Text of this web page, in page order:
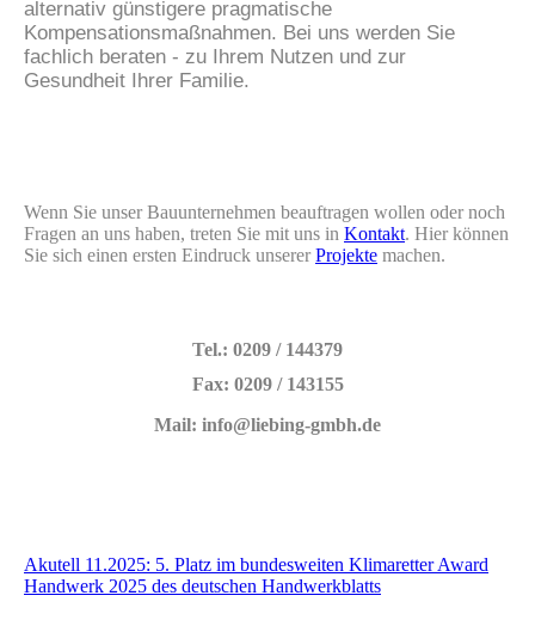
alternativ günstigere pragmatische
Kompensationsmaßnahmen. Bei uns werden Sie
fachlich beraten - zu Ihrem Nutzen und zur
Gesundheit Ihrer Familie.
Wenn Sie unser Bauunternehmen beauftragen wollen oder noch
Fragen an uns haben, treten Sie mit uns in Kontakt. Hier können
Sie sich einen ersten Eindruck unserer Projekte machen.
Tel.: 0209 / 144379
Fax: 0209 / 143155
Mail: info@liebing-gmbh.de
Akutell 11.2025: 5. Platz im bundesweiten Klimaretter Award
Handwerk 2025 des deutschen Handwerkblatts